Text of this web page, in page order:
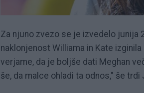
Za njuno zvezo se je izvedelo junija
naklonjenost Williama in Kate
verjame, da je boljše dati Meghan
še, da malce ohladi ta odnos," še trdi